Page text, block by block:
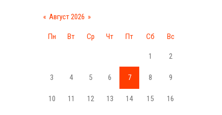
« Август 2026 »
Пн Вт Ср Чт Пт Сб Вс
1 2
3 4 5 6 7 8 9
10 11 12 13 14 15 16